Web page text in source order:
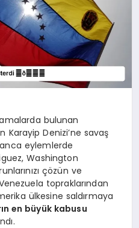
bulunan
Karayip Denizi’ne savaş
eylemlerde
Washington
çözün ve
topraklarından
ülkesine saldırmaya
en büyük kabusu